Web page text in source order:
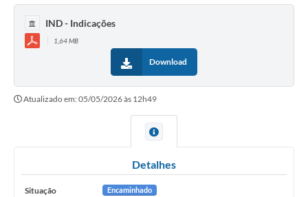
IND - Indicações
1,64 MB
Download
Atualizado em: 05/05/2026 às 12h49
Detalhes
Situação Encaminhado